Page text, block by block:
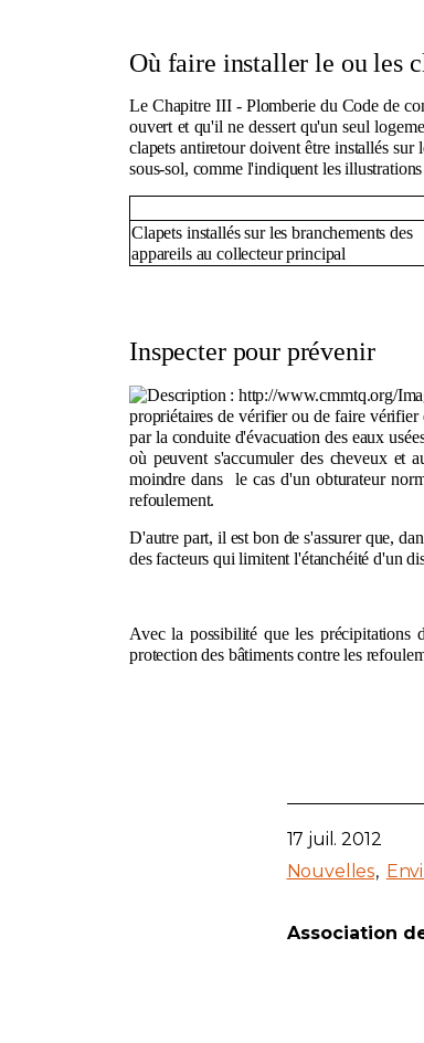
Où faire installer le ou les
Le Chapitre III - Plomberie du Code de
ouvert et qu'il ne dessert qu'un seul
clapets antiretour doivent être installés sur
sous-sol, comme l'indiquent les
Clapets installés sur les branchements des
appareils au collecteur principal
Inspecter pour prévenir
propriétaires de vérifier ou de faire vérifier
par la conduite d'évacuation des eaux
où peuvent s'accumuler des cheveux et
moindre dans le cas d'un obturateur
refoulement.
D'autre part, il est bon de s'assurer que,
des facteurs qui limitent l'étanchéité d'un
Avec la possibilité que les précipitations
protection des bâtiments contre les
17 juil. 2012
Nouvelles
Association